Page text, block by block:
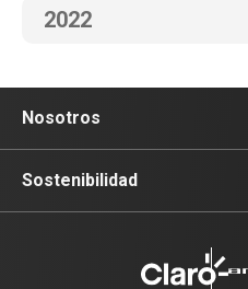
2022
Nosotros
Sala de prensa
Sostenibilidad